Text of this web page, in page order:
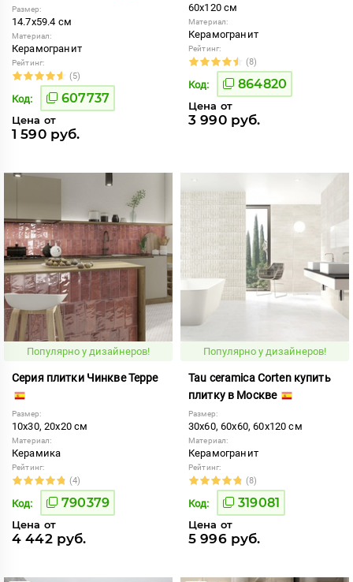
Размер:
14.7x59.4 см
Материал:
Керамогранит
Рейтинг:
(5)
Код: 607737
Цена от
1 590 руб.
60x120 см
Материал:
Керамогранит
Рейтинг:
(8)
Код: 864820
Цена от
3 990 руб.
Популярно у дизайнеров!
Серия плитки Чинкве Терре
Размер:
10x30, 20x20 см
Материал:
Керамика
Рейтинг:
(4)
Код: 790379
Цена от
4 442 руб.
Популярно у дизайнеров!
Tau ceramica Corten купить
плитку в Москве
Размер:
30x60, 60x60, 60x120 см
Материал:
Керамогранит
Рейтинг:
(8)
Код: 319081
Цена от
5 996 руб.